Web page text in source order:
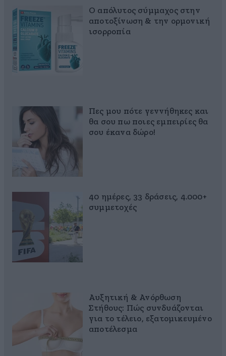
Ο απόλυτος σύμμαχος στην
αποτοξίνωση & την ορμονική
ισορροπία
Πες μου πότε γεννήθηκες και
θα σου πω ποιες εμπειρίες θα
σου έκανα δώρο!
40 ημέρες, 33 δράσεις, 4.000+
συμμετοχές
Αυξητική & Ανόρθωση
Στήθους: Πώς συνδυάζονται
για το τέλειο, εξατομικευμένο
αποτέλεσμα